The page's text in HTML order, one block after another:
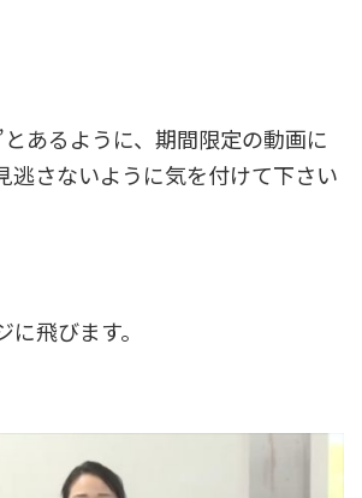
あるように、期間限定の動画に
逃さないように気を付けて下さい
飛びます。